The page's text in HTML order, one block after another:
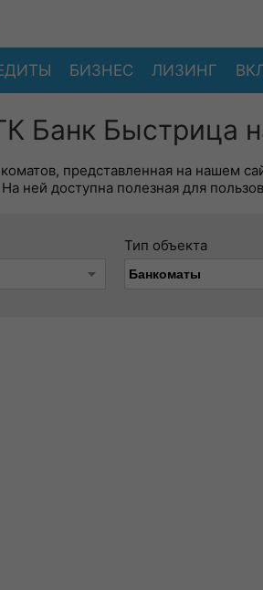
БИЗНЕС ЛИЗИНГ
Банк Быстрица
представленная на нашем
ней доступна полезная для
Тип объекта